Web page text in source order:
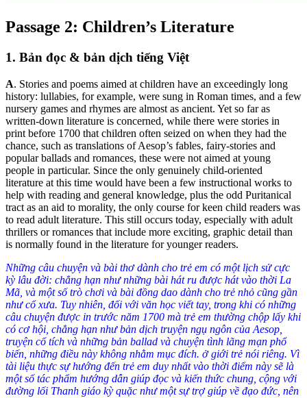
Passage 2: Children’s Literature
1. Bản đọc & bản dịch tiếng Việt
A. Stories and poems aimed at children have an exceedingly long
history: lullabies, for example, were sung in Roman times, and a few
nursery games and rhymes are almost as ancient. Yet so far as
written-down literature is concerned, while there were stories in
print before 1700 that children often seized on when they had the
chance, such as translations of Aesop’s fables, fairy-stories and
popular ballads and romances, these were not aimed at young
people in particular. Since the only genuinely child-oriented
literature at this time would have been a few instructional works to
help with reading and general knowledge, plus the odd Puritanical
tract as an aid to morality, the only course for keen child readers was
to read adult literature. This still occurs today, especially with adult
thrillers or romances that include more exciting, graphic detail than
is normally found in the literature for younger readers.
Những câu chuyện và bài thơ dành cho trẻ em có một lịch sử cực
kỳ lâu đời: chẳng hạn như những bài hát ru được hát vào thời La
Mã, và một số trò chơi và bài đồng dao dành cho trẻ nhỏ cũng gần
như cổ xưa. Tuy nhiên, đối với văn học viết tay, trong khi có những
câu chuyện được in trước năm 1700 mà trẻ em thường chộp lấy khi
có cơ hội, chẳng hạn như bản dịch truyện ngụ ngôn của Aesop,
truyện cổ tích và những bản ballad và chuyện tình lãng mạn phổ
biến, những điều này không nhằm mục đích. ở giới trẻ nói riêng. Vì
tài liệu thực sự hướng đến trẻ em duy nhất vào thời điểm này sẽ là
một số tác phẩm hướng dẫn giúp đọc và kiến ​​thức chung, cộng với
đường lối Thanh giáo kỳ quặc như một sự trợ giúp về đạo đức, nên